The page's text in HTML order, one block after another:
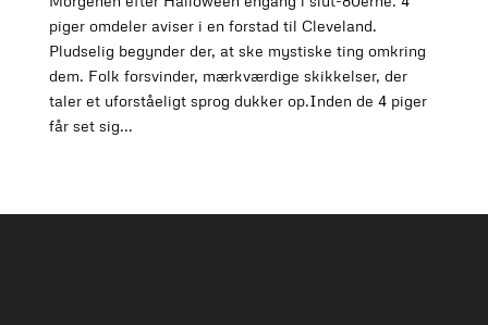
piger omdeler aviser i en forstad til Cleveland.
Pludselig begynder der, at ske mystiske ting omkring
dem. Folk forsvinder, mærkværdige skikkelser, der
taler et uforståeligt sprog dukker op.Inden de 4 piger
får set sig...